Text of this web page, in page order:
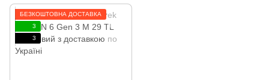
БЕЗКОШТОВНА ДОСТАВКА
3
3